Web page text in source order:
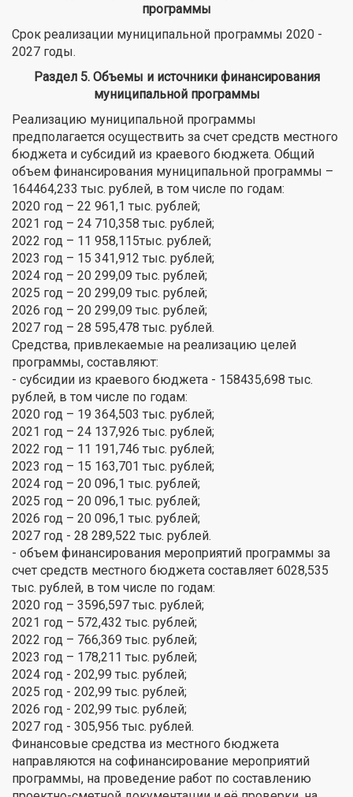
программы
Срок реализации муниципальной программы 2020 -
2027 годы.
Раздел 5. Объемы и источники финансирования
муниципальной программы
Реализацию муниципальной программы
предполагается осуществить за счет средств местного
бюджета и субсидий из краевого бюджета. Общий
объем финансирования муниципальной программы –
164464,233 тыс. рублей, в том числе по годам:
2020 год – 22 961,1 тыс. рублей;
2021 год – 24 710,358 тыс. рублей;
2022 год – 11 958,115тыс. рублей;
2023 год – 15 341,912 тыс. рублей;
2024 год – 20 299,09 тыс. рублей;
2025 год – 20 299,09 тыс. рублей;
2026 год – 20 299,09 тыс. рублей;
2027 год – 28 595,478 тыс. рублей.
Средства, привлекаемые на реализацию целей
программы, составляют:
- субсидии из краевого бюджета - 158435,698 тыс.
рублей, в том числе по годам:
2020 год – 19 364,503 тыс. рублей;
2021 год – 24 137,926 тыс. рублей;
2022 год – 11 191,746 тыс. рублей;
2023 год – 15 163,701 тыс. рублей;
2024 год – 20 096,1 тыс. рублей;
2025 год – 20 096,1 тыс. рублей;
2026 год – 20 096,1 тыс. рублей;
2027 год - 28 289,522 тыс. рублей.
- объем финансирования мероприятий программы за
счет средств местного бюджета составляет 6028,535
тыс. рублей, в том числе по годам:
2020 год – 3596,597 тыс. рублей;
2021 год – 572,432 тыс. рублей;
2022 год – 766,369 тыс. рублей;
2023 год – 178,211 тыс. рублей;
2024 год - 202,99 тыс. рублей;
2025 год - 202,99 тыс. рублей;
2026 год - 202,99 тыс. рублей;
2027 год - 305,956 тыс. рублей.
Финансовые средства из местного бюджета
направляются на софинансирование мероприятий
программы, на проведение работ по составлению